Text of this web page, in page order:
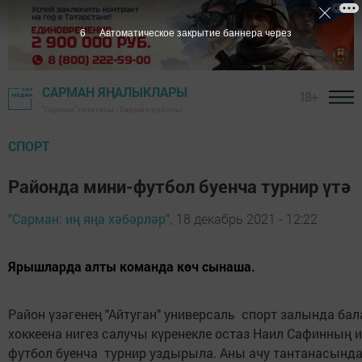
САРМАН ЯҢАЛЫКЛАРЫ
СПОРТ
Районда мини-футбол буенча турнир үтә
"Сарман: иң яңа хәбәрләр", 18 декабрь 2021 - 12:22
Ярышларда алты команда көч сынаша.
Район үзәгенең "Айтуган" универсаль спорт залында
хоккеена нигез салучы күренекле остаз Наил Сафинның
футбол буенча турнир уздырыла. Аны ачу
6 Автоматическое закрытие баннера через